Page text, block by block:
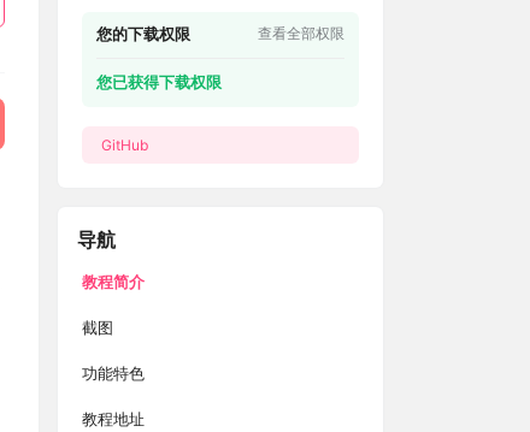
您的下载权限 查看全部权限
您已获得下载权限
GitHub
导航
教程简介
截图
功能特色
教程地址